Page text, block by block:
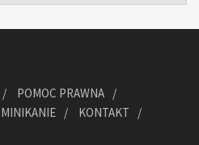
POMOC PRAWNA
KONTAKT